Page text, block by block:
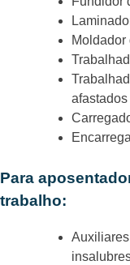
Moldador
Para
trabalho: